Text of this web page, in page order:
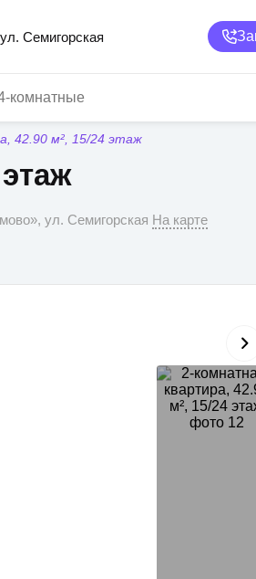
Семигорская
комнатные
42.90 м², 15/24 этаж
ул. Семигорская На карте